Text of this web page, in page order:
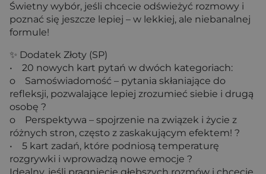
Świetny wybór, jeśli chcecie odświeżyć rozmowy i
poznać się jeszcze lepiej – w lekkiej, ale niebanalnej
formule!
✨ Dodatek Złoty (SP)
• 20 nowych kart pytań w dwóch kategoriach:
o Samoświadomość – pytania skłaniające do
refleksji, pozwalające lepiej zrozumieć siebie i drugą
osobę ?
o Perspektywa – spojrzenie na związek i życie z
różnych stron, często z zaskakującym efektem! ?
• 5 kart zadań, które podniosą temperaturę
rozgrywki i wprowadzą nowe emocje ?